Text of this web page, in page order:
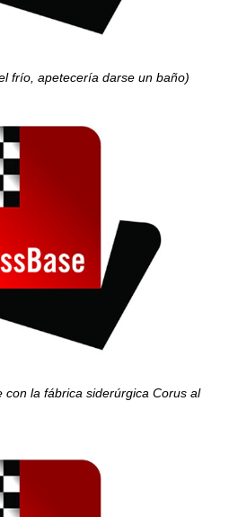
frío, apetecería darse un baño)
con la fábrica siderúrgica Corus al